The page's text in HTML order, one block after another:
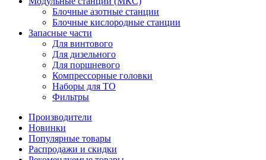
Блочные азотные станции
Блочные кислородные станции
Запасные части
Для винтового
Для дизельного
Для поршневого
Компрессорные головки
Наборы для ТО
Фильтры
Производители
Новинки
Популярные товары
Распродажи и скидки